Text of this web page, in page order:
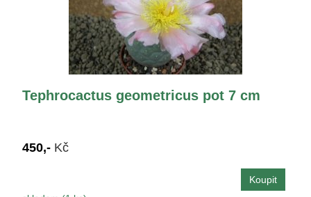
Tephrocactus geometricus pot 7 cm
450,- Kč